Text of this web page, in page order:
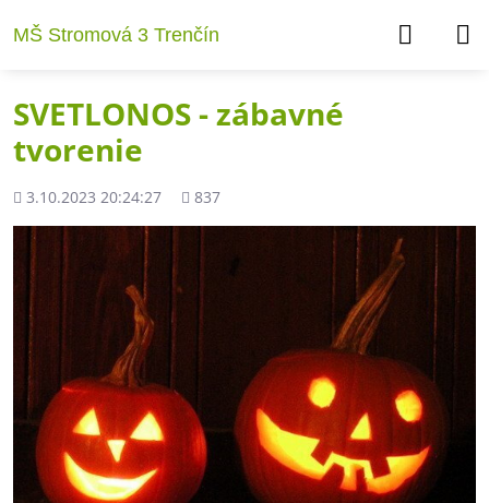
MŠ Stromová 3 Trenčín
SVETLONOS - zábavné
tvorenie
Pridané
3.10.2023 20:24:27
Počet
837